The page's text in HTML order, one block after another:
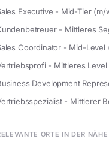
Executive - Mid-Tier (m/
- Mittleres
Coordinator - Mid-Level
- Mittleres
Development
- Mittlerer
ORTE IN DER NÄHE